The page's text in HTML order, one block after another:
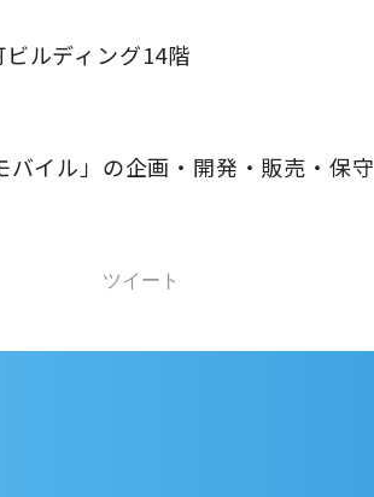
ルディング14階
イル」の企画・開発・販売・保守
ツイート